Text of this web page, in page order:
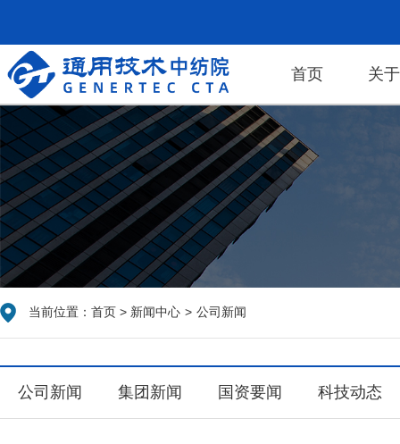
首页 关
当前位置： 首页 > 新闻中心 > 公司新闻
公司新闻 集团新闻 国资要闻 科技动态